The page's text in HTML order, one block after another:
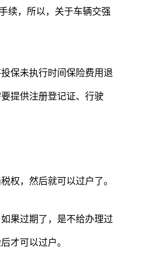
续，所以，关于车辆交强
保未执行时间保险费用退
提供注册登记证、行驶
权，然后就可以过户了。
果过期了，是不给办理过
才可以过户。